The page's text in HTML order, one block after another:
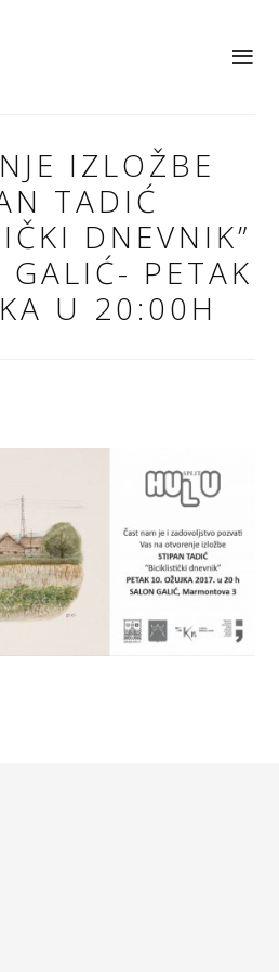
IZLOŽBE
TADIĆ
DNEVNIK”
PETAK
U 20:00H